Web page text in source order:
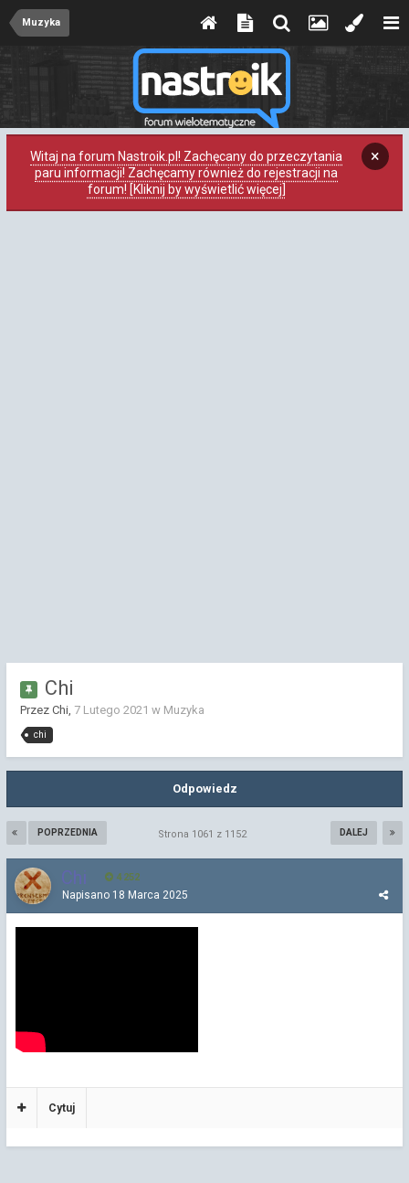
Muzyka
Witaj na forum Nastroik.pl! Zachęcany do przeczytania
paru informacji! Zachęcamy również do rejestracji na
forum! [Kliknij by wyświetlić więcej]
×
Chi
Przez Chi, 7 Lutego 2021 w Muzyka
chi
Odpowiedz
POPRZEDNIA DALEJ
Strona 1061 z 1152
Chi 4 252
Napisano 18 Marca 2025
Cytuj